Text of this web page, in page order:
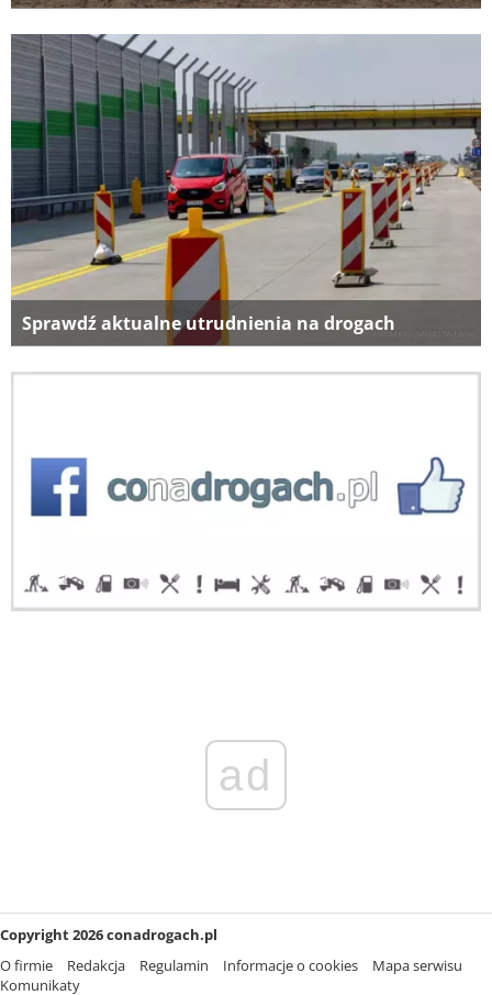
Sprawdź aktualne utrudnienia na drogach
ad
Copyright 2026 conadrogach.pl
O firmie
Redakcja Regulamin Informacje o cookies
Mapa serwisu
Komunikaty